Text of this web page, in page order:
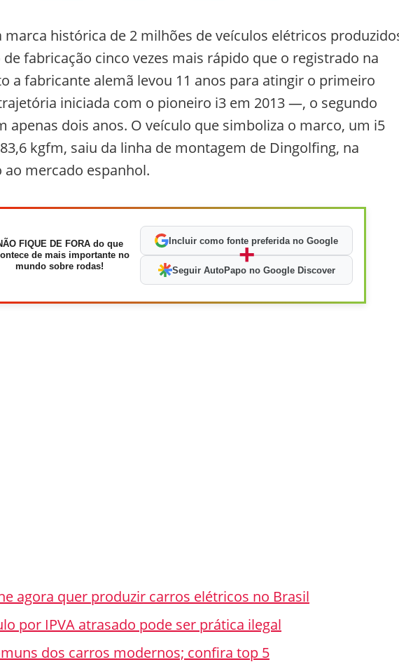
marca histórica de 2 milhões de veículos elétricos
fabricação cinco vezes mais rápido que o registrado na
a fabricante alemã levou 11 anos para atingir o primeiro
iniciada com o pioneiro i3 em 2013 —, o segundo
apenas dois anos. O veículo que simboliza o marco, um i5
kgfm, saiu da linha de montagem de Dingolfing, na
mercado espanhol.
FIQUE DE FORA do que
de mais importante no
mundo sobre rodas!
Incluir como fonte preferida no Google
+
Seguir AutoPapo no Google Discover
agora quer produzir carros elétricos no Brasil
por IPVA atrasado pode ser prática ilegal
dos carros modernos; confira top 5